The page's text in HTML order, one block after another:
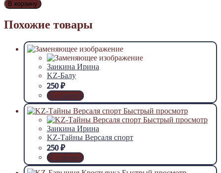
В корзину
Похожие товары
Заикина Ирина
KZ-Балу
250₽
В корзину
Быстрый просмотр
Быстрый просмотр
Заикина Ирина
KZ-Тайны Версаля спорт
250₽
В корзину